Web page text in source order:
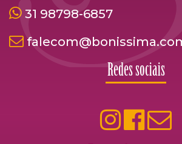
31 98798-6857
Redes sociais